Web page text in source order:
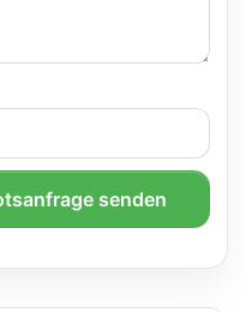
senden